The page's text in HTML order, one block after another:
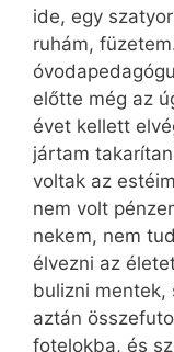
ide, egy
ruhám,
előtte még az
évet kellett
jártam
voltak az
nem volt
nekem, nem
élvezni az
bulizni mentek,
aztán
fotelokba, és